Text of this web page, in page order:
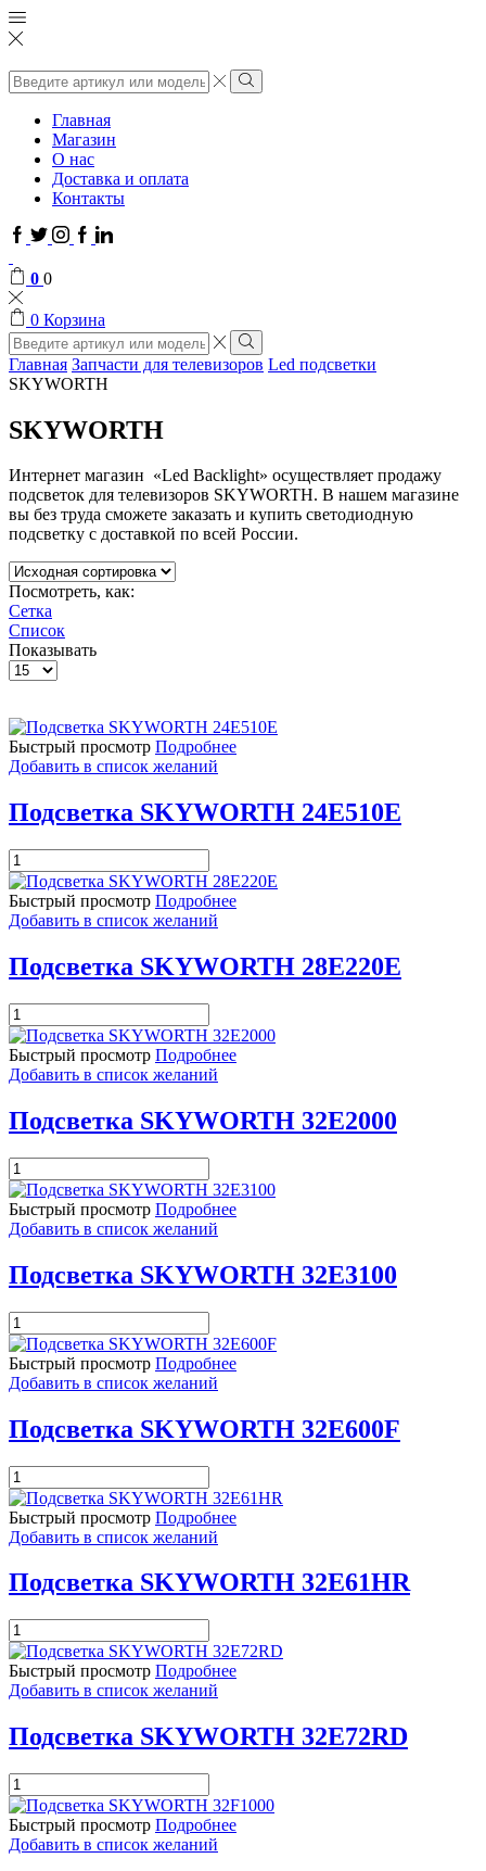
Поиск
ввода
Поиск
Главная
Магазин
О нас
Доставка и оплата
Контакты
Facebook
TwitterInstagram
GoogleLinkedin
0 0
0 Корзина
Поиск
ввода
Поиск
Главная Запчасти для телевизоров Led подсветки
SKYWORTH
SKYWORTH
Интернет магазин «Led Backlight» осуществляет продажу
подсветок для телевизоров SKYWORTH. В нашем магазине
вы без труда сможете заказать и купить светодиодную
подсветку с доставкой по всей России.
Посмотреть, как:
Сетка
Список
Показывать
Быстрый просмотр Подробнее
Добавить в список желаний
Подсветка SKYWORTH 24E510E
Количество
товара
Подсветка
SKYWORTH
24E510E
Быстрый просмотр Подробнее
Добавить в список желаний
Подсветка SKYWORTH 28E220E
Количество
товара
Подсветка
SKYWORTH
28E220E
Быстрый просмотр Подробнее
Добавить в список желаний
Подсветка SKYWORTH 32E2000
Количество
товара
Подсветка
SKYWORTH
32E2000
Быстрый просмотр Подробнее
Добавить в список желаний
Подсветка SKYWORTH 32E3100
Количество
товара
Подсветка
SKYWORTH
32E3100
Быстрый просмотр Подробнее
Добавить в список желаний
Подсветка SKYWORTH 32E600F
Количество
товара
Подсветка
SKYWORTH
32E600F
Быстрый просмотр Подробнее
Добавить в список желаний
Подсветка SKYWORTH 32E61HR
Количество
товара
Подсветка
SKYWORTH
32E61HR
Быстрый просмотр Подробнее
Добавить в список желаний
Подсветка SKYWORTH 32E72RD
Количество
товара
Подсветка
SKYWORTH
32E72RD
Быстрый просмотр Подробнее
Добавить в список желаний